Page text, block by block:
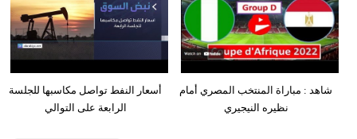
أسعار النفط تواصل مكاسبها للجلسة
الرابعة على التوالي
شاهد : مباراة المنتخب المصري أمام
نظيره النيجيري